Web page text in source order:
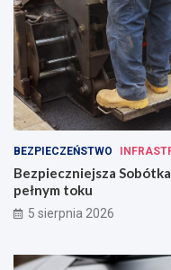
BEZPIECZEŃSTWO
Bezpieczniejsza
pełnym toku
5 sierpnia 2026